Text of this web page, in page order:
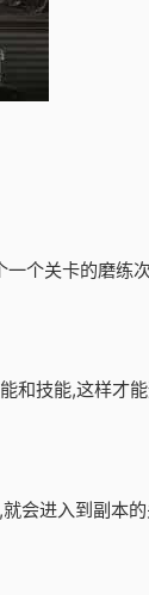
个关卡的磨练
技能,这样才
会进入到副本